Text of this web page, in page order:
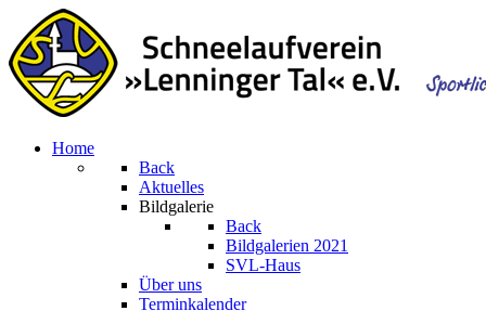
Home
Back
Aktuelles
Bildgalerie
Back
Bildgalerien 2021
SVL-Haus
Über uns
Terminkalender